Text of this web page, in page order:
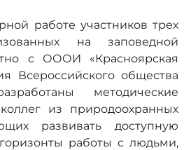
работе участников трех
на заповедной
с ОООИ «Красноярская
Всероссийского общества
методические
из природоохранных
развивать доступную
работы с людьми,